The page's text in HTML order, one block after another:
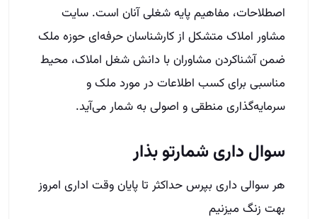
اصطلاحات، مفاهیم پایه شغلی آنان است. سایت
مشاور املاک متشکل از کارشناسان حرفه‌ای حوزه ملک
ضمن آشنا‌کردن مشاوران با دانش شغل املاک، محیط
مناسبی برای کسب اطلاعات در مورد ملک و
سرمایه‌گذاری منطقی و اصولی به شمار می‌آید.
سوال داری شمارتو بذار
هر سوالی داری بپرس حداکثر تا پایان وقت اداری امروز
بهت زنگ میزنیم